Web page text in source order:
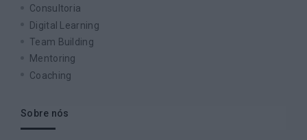
Consultoria
Digital Learning
Team Building
Mentoring
Coaching
Sobre nós